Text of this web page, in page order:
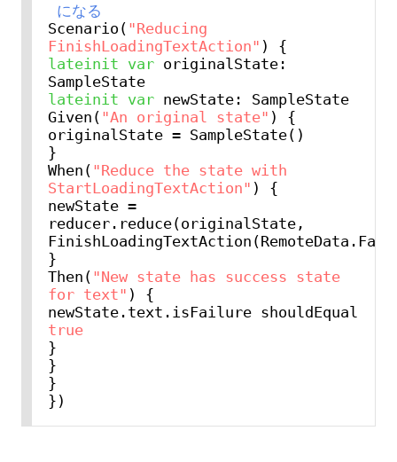
になる
Scenario( "Reducing
FinishLoadingTextAction"
lateinit var originalState:
SampleState
lateinit var newState: SampleState
Given( "An original state" ) {
originalState = SampleState()
}
When( "Reduce the state with
StartLoadingTextAction" ) {
newState =
reducer.reduce(originalState,
}
Then( "New state has success state
for text" ) {
true
}
}
}